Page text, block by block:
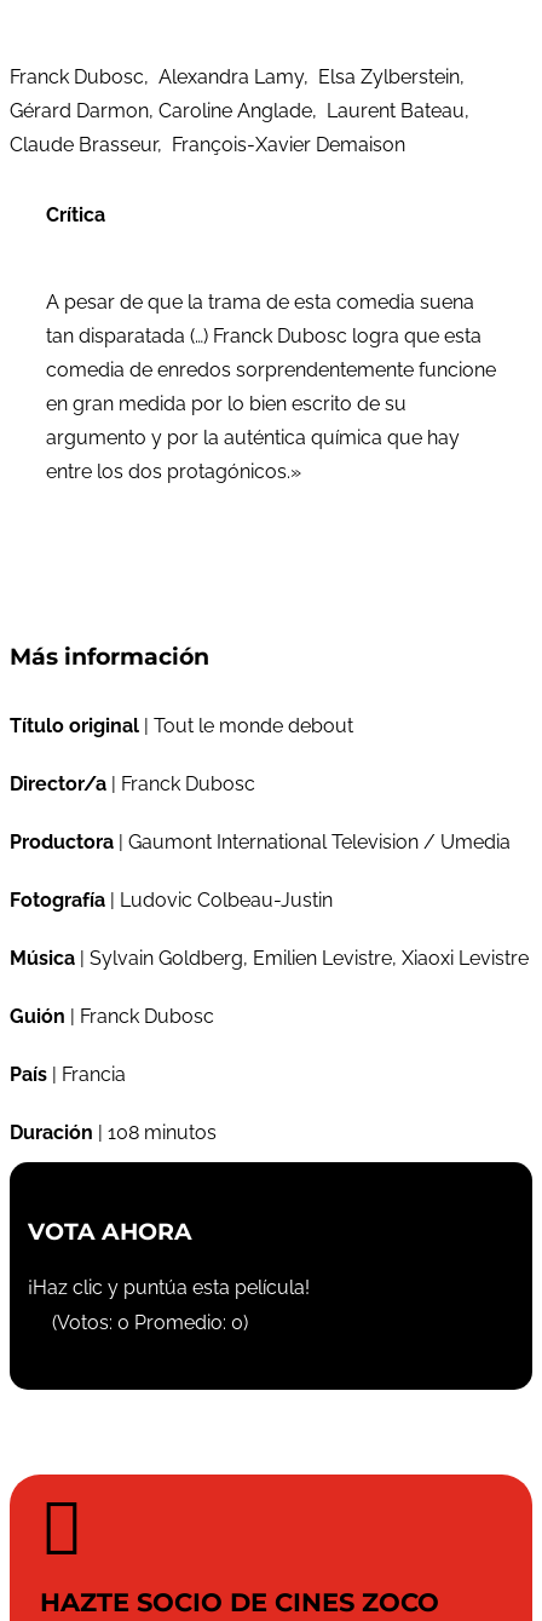
Franck Dubosc, Alexandra Lamy, Elsa Zylberstein,
Gérard Darmon, Caroline Anglade, Laurent Bateau,
Claude Brasseur, François-Xavier Demaison
Crítica
A pesar de que la trama de esta comedia suena
tan disparatada (…) Franck Dubosc logra que esta
comedia de enredos sorprendentemente funcione
en gran medida por lo bien escrito de su
argumento y por la auténtica química que hay
entre los dos protagónicos.»
Más información
Título original | Tout le monde debout
Director/a | Franck Dubosc
Productora | Gaumont International Television / Umedia
Fotografía | Ludovic Colbeau-Justin
Música | Sylvain Goldberg, Emilien Levistre, Xiaoxi Levistre
Guión | Franck Dubosc
País | Francia
Duración | 108 minutos
VOTA AHORA
¡Haz clic y puntúa esta película!
(Votos: 0 Promedio: 0)

HAZTE SOCIO DE CINES ZOCO